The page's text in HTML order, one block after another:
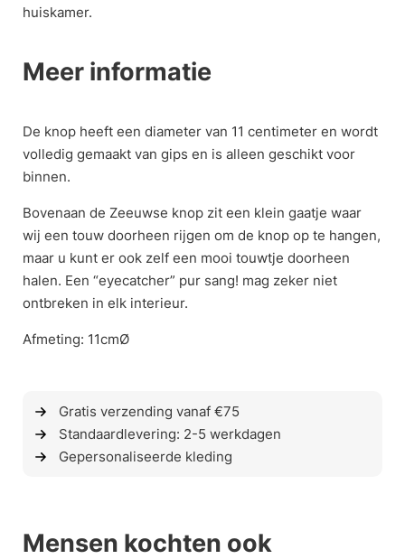
huiskamer.
Meer informatie
De knop heeft een diameter van 11 centimeter en wordt
volledig gemaakt van gips en is alleen geschikt voor
binnen.
Bovenaan de Zeeuwse knop zit een klein gaatje waar
wij een touw doorheen rijgen om de knop op te hangen,
maar u kunt er ook zelf een mooi touwtje doorheen
halen. Een “eyecatcher” pur sang! mag zeker niet
ontbreken in elk interieur.
Afmeting: 11cmØ
Gratis verzending vanaf €75
Standaardlevering: 2-5 werkdagen
Gepersonaliseerde kleding
Mensen kochten ook